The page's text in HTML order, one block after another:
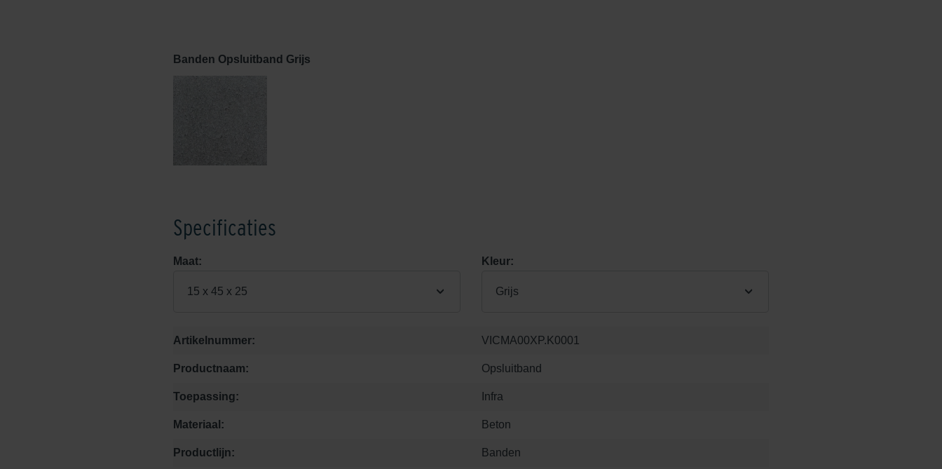
Banden Opsluitband Grijs
Specificaties
Maat:
15 x 45 x 25
Kleur:
Grijs
Artikelnummer: VICMA00XP.K0001
Productnaam: Opsluitband
Toepassing: Infra
Materiaal: Beton
Productlijn: Banden